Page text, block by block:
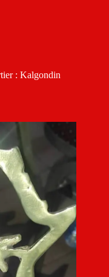
: Kalgondin